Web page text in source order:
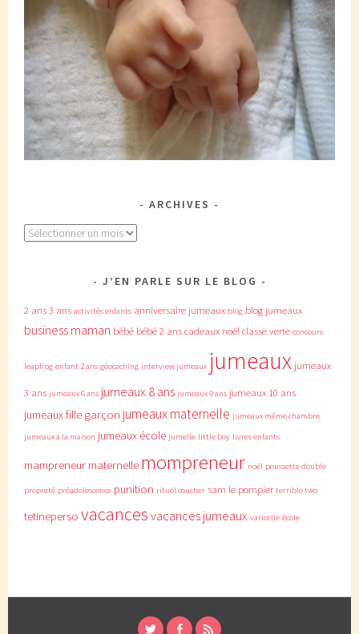
ARCHIVES
Archives
J’EN PARLE SUR LE BLOG
2 ans3 ans activités enfants anniversaire jumeaux blog blog jumeaux
business maman bébé bébé 2 anscadeaux noëlclasse verte concours
leapfrog enfant 2 ans géocaching interview jumeaux jumeaux jumeaux
3 ans jumeaux 6 ans jumeaux 8 ans jumeaux 9 ans jumeaux 10 ans
jumeaux fille garçon jumeaux maternelle jumeaux même chambre
jumeaux à la maison jumeaux école jumelle little boy livres enfants
mampreneur maternelle mompreneur noël poussette double
propreté préadolescence punition rituel coucher sam le pompier terrible two
tetineperso vacances vacances jumeaux varicelle école